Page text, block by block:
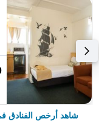
شاهد أرخص الفنادق